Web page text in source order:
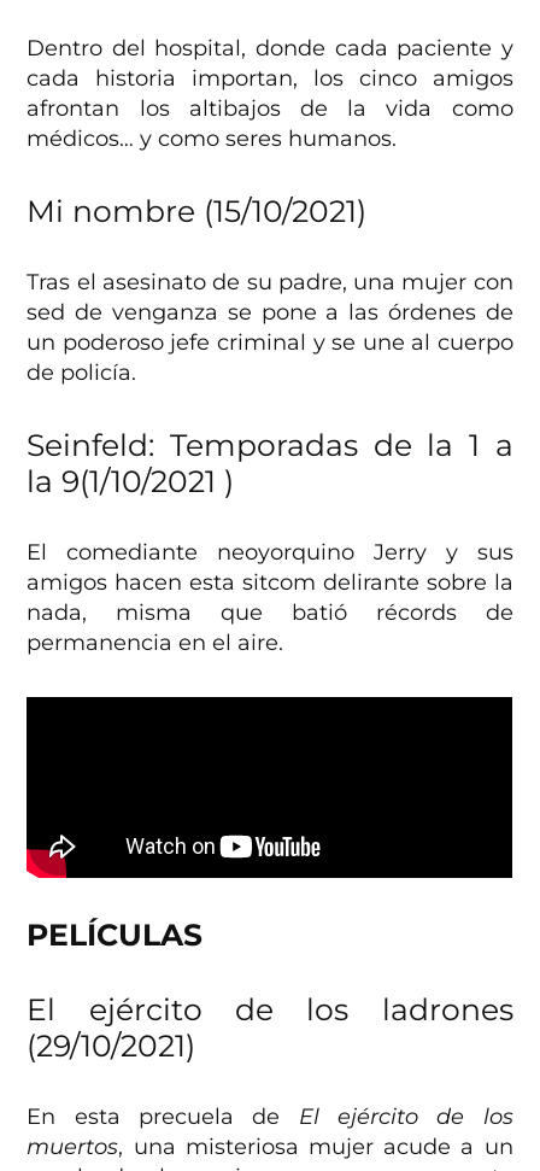
Dentro del hospital, donde cada paciente y
cada historia importan, los cinco amigos
afrontan los altibajos de la vida como
médicos… y como seres humanos.
Mi nombre (15/10/2021)
Tras el asesinato de su padre, una mujer con
sed de venganza se pone a las órdenes de
un poderoso jefe criminal y se une al cuerpo
de policía.
Seinfeld: Temporadas de la 1 a
la 9(1/10/2021 )
El comediante neoyorquino Jerry y sus
amigos hacen esta sitcom delirante sobre la
nada, misma que batió récords de
permanencia en el aire.
PELÍCULAS
El ejército de los ladrones
(29/10/2021)
En esta precuela de El ejército de los
muertos, una misteriosa mujer acude a un